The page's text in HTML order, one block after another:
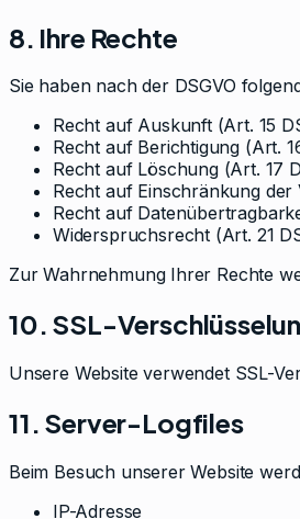
8. Ihre Rechte
Sie haben nach der DSGVO
Recht auf Auskunft (Art. 15
Recht auf Berichtigung (Art.
Recht auf Löschung (Art. 17
Recht auf Einschränkung der
Recht auf
Widerspruchsrecht (Art. 21
Zur Wahrnehmung Ihrer Rechte
10. SSL-
Unsere Website verwendet SSL-
11. Server-Logfiles
Beim Besuch unserer Website
IP-Adresse